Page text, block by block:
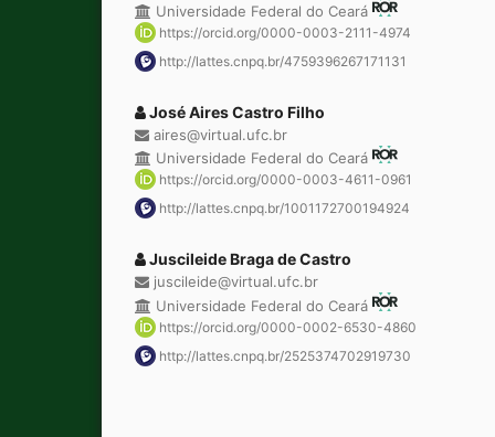
Universidade Federal do Ceará
https://orcid.org/0000-0003-2111-4974
http://lattes.cnpq.br/4759396267171131
José Aires Castro Filho
aires@virtual.ufc.br
Universidade Federal do Ceará
https://orcid.org/0000-0003-4611-0961
http://lattes.cnpq.br/1001172700194924
Juscileide Braga de Castro
juscileide@virtual.ufc.br
Universidade Federal do Ceará
https://orcid.org/0000-0002-6530-4860
http://lattes.cnpq.br/2525374702919730